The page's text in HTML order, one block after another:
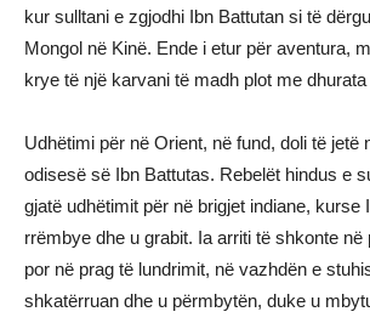
kur sulltani e zgjodhi Ibn Battutan si të
Mongol në Kinë. Ende i etur për aventura,
krye të një karvani të madh plot me
Udhëtimi për në Orient, në fund, doli të jetë
odisesë së Ibn Battutas. Rebelët hindus e
gjatë udhëtimit për në brigjet indiane, kurse
rrëmbye dhe u grabit. Ia arriti të shkonte në
por në prag të lundrimit, në vazhdën e
shkatërruan dhe u përmbytën, duke u